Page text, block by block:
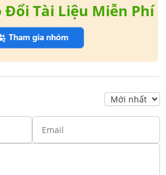
Đổi Tài Liệu Miễn Phí